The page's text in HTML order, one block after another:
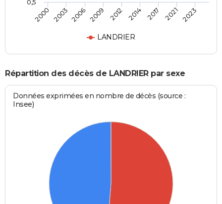
LANDRIER
2000 2003 2006 2009 2012 2014 2017 2021 2023
0,5
Répartition des décès de LANDRIER par sexe
Données exprimées en nombre de décès (source :
Insee)